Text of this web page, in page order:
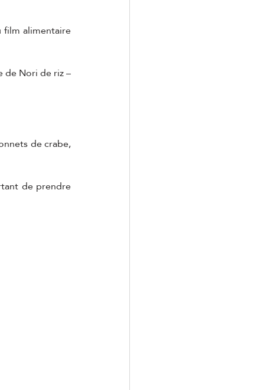
alimentaire
Nori de riz –
de crabe,
de prendre